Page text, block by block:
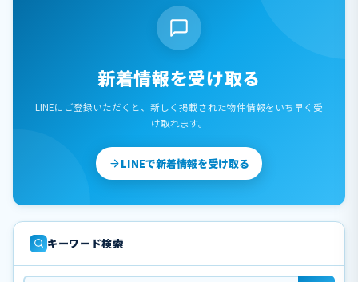
新着情報を受け取る
LINEにご登録いただくと、新しく掲載された物件情報をいち早く受
け取れます。
LINEで新着情報を受け取る
キーワード検索